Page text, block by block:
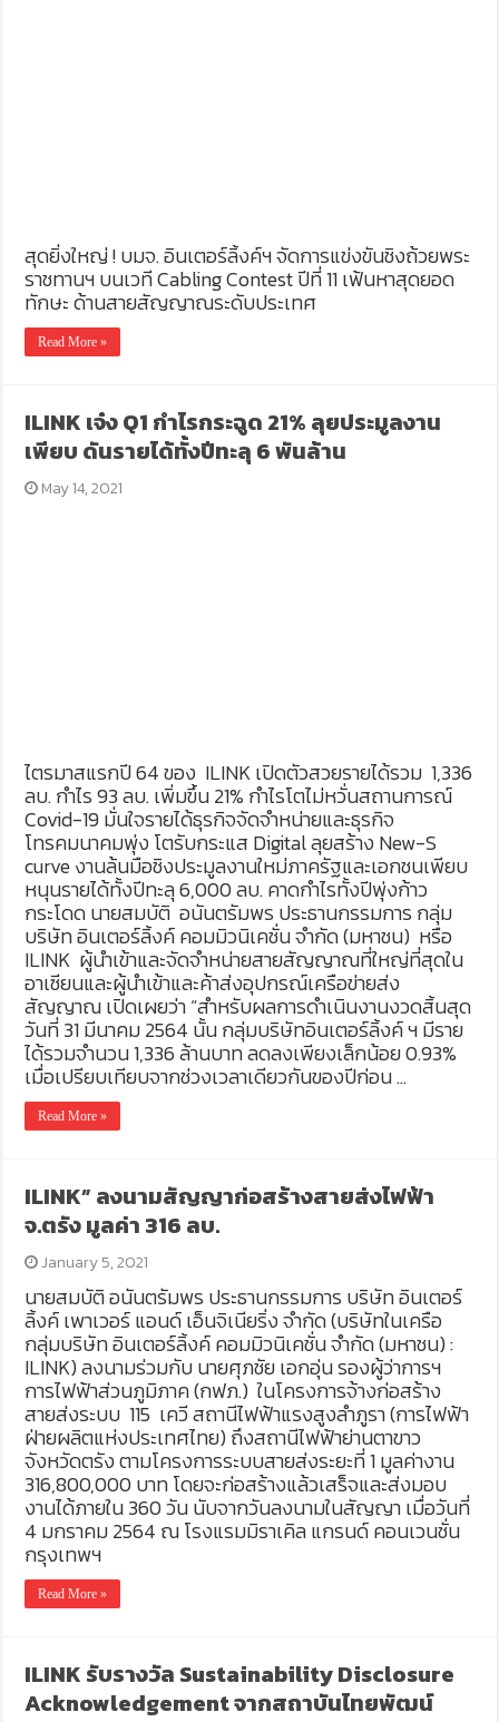
สุดยิ่งใหญ่ ! บมจ. อินเตอร์ลิ้งค์ฯ จัดการแข่งขันชิงถ้วยพระ
ราชทานฯ บนเวที Cabling Contest ปีที่ 11 เฟ้นหาสุดยอด
ทักษะ ด้านสายสัญญาณระดับประเทศ
Read More »
ILINK เจ๋ง Q1 กำไรกระฉูด 21% ลุยประมูลงาน
เพียบ ดันรายได้ทั้งปีทะลุ 6 พันล้าน
May 14, 2021
ไตรมาสแรกปี 64 ของ ILINK เปิดตัวสวยรายได้รวม 1,336
ลบ. กำไร 93 ลบ. เพิ่มขึ้น 21% กำไรโตไม่หวั่นสถานการณ์
Covid-19 มั่นใจรายได้ธุรกิจจัดจำหน่ายและธุรกิจ
โทรคมนาคมพุ่ง โตรับกระแส Digital ลุยสร้าง New-S
curve งานล้นมือชิงประมูลงานใหม่ภาครัฐและเอกชนเพียบ
หนุนรายได้ทั้งปีทะลุ 6,000 ลบ. คาดกำไรทั้งปีพุ่งก้าว
กระโดด นายสมบัติ อนันตรัมพร ประธานกรรมการ กลุ่ม
บริษัท อินเตอร์ลิ้งค์ คอมมิวนิเคชั่น จำกัด (มหาชน) หรือ
ILINK ผู้นำเข้าและจัดจำหน่ายสายสัญญาณที่ใหญ่ที่สุดใน
อาเซียนและผู้นำเข้าและค้าส่งอุปกรณ์เครือข่ายส่ง
สัญญาณ เปิดเผยว่า “สำหรับผลการดำเนินงานงวดสิ้นสุด
วันที่ 31 มีนาคม 2564 นั้น กลุ่มบริษัทอินเตอร์ลิ้งค์ ฯ มีราย
ได้รวมจำนวน 1,336 ล้านบาท ลดลงเพียงเล็กน้อย 0.93%
เมื่อเปรียบเทียบจากช่วงเวลาเดียวกันของปีก่อน …
Read More »
ILINK” ลงนามสัญญาก่อสร้างสายส่งไฟฟ้า
จ.ตรัง มูลค่า 316 ลบ.
January 5, 2021
นายสมบัติ อนันตรัมพร ประธานกรรมการ บริษัท อินเตอร์
ลิ้งค์ เพาเวอร์ แอนด์ เอ็นจิเนียริ่ง จำกัด (บริษัทในเครือ
กลุ่มบริษัท อินเตอร์ลิ้งค์ คอมมิวนิเคชั่น จำกัด (มหาชน) :
ILINK) ลงนามร่วมกับ นายศุภชัย เอกอุ่น รองผู้ว่าการฯ
การไฟฟ้าส่วนภูมิภาค (กฟภ.) ในโครงการจ้างก่อสร้าง
สายส่งระบบ 115 เควี สถานีไฟฟ้าแรงสูงลำภูรา (การไฟฟ้า
ฝ่ายผลิตแห่งประเทศไทย) ถึงสถานีไฟฟ้าย่านตาขาว
จังหวัดตรัง ตามโครงการระบบสายส่งระยะที่ 1 มูลค่างาน
316,800,000 บาท โดยจะก่อสร้างแล้วเสร็จและส่งมอบ
งานได้ภายใน 360 วัน นับจากวันลงนามในสัญญา เมื่อวันที่
4 มกราคม 2564 ณ โรงแรมมิราเคิล แกรนด์ คอนเวนชั่น
กรุงเทพฯ
Read More »
ILINK รับรางวัล Sustainability Disclosure
Acknowledgement จากสถาบันไทยพัฒน์